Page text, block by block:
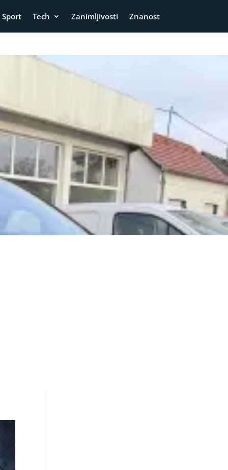
Sport Tech Zanimljivosti Znanost